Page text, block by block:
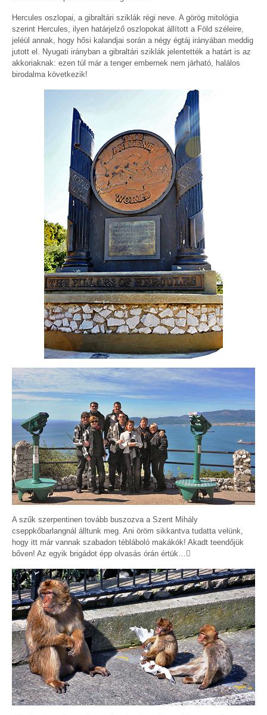
Hercules oszlopai, a gibraltári sziklák régi neve. A görög mitológia
szerint Hercules, ilyen határjelző oszlopokat állított a Föld széleire,
jeléül annak, hogy hősi kalandjai során a négy égtáj irányában meddig
jutott el. Nyugati irányban a gibraltári sziklák jelentették a határt is az
akkoriaknak: ezen túl már a tenger embernek nem járható, halálos
birodalma következik!
A szűk szerpentinen tovább buszozva a Szent Mihály
cseppkőbarlangnál álltunk meg. Ani öröm sikkantva tudatta velünk,
hogy itt már vannak szabadon tébláboló makákók! Akadt teendőjük
bőven! Az egyik brigádot épp olvasás órán értük…